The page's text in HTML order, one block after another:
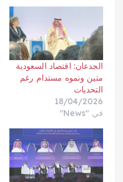
الجدعان: اقتصاد السعودية
متين ونموه مستدام رغم
التحديات
18/04/2026
في "News"